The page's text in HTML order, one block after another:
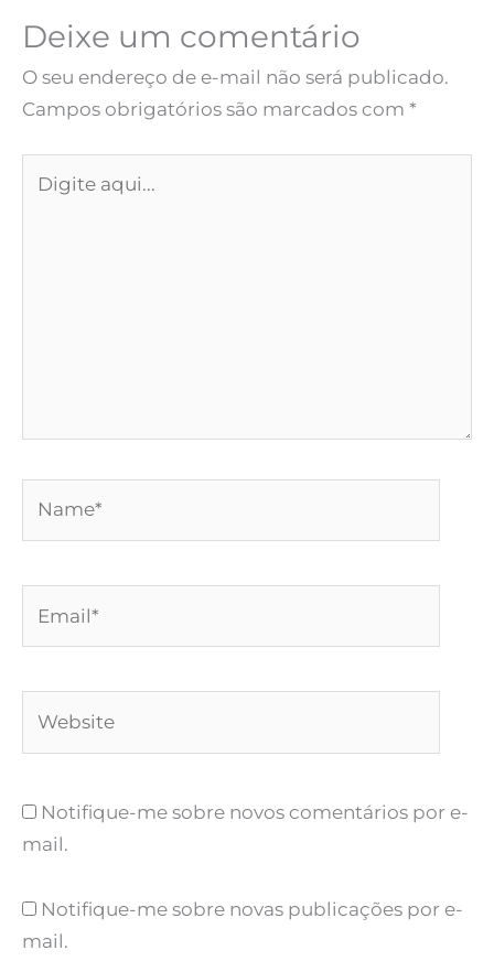
Deixe um comentário
O seu endereço de e-mail não será publicado.
Campos obrigatórios são marcados com *
aqui...
Notifique-me sobre novos comentários por e-
mail.
Notifique-me sobre novas publicações por e-
mail.